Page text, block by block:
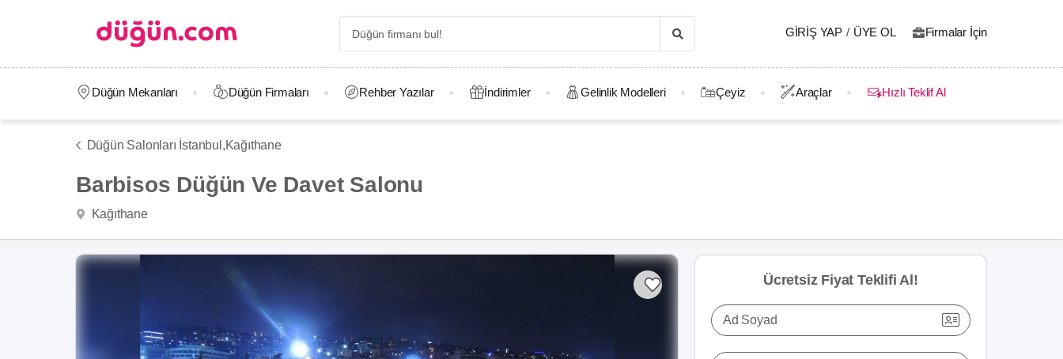
GIRIŞ YAP / ÜYE OL Firmalar İçin
Düğün Mekanları Düğün Firmaları Rehber Yazılar İndirimler Gelinlik Modelleri Çeyiz Araçlar Hızlı Teklif Al
Düğün Salonları İstanbul,Kağıthane
Barbisos Düğün Ve Davet Salonu
Kağıthane
Ücretsiz Fiyat Teklifi Al!
Ad Soyad